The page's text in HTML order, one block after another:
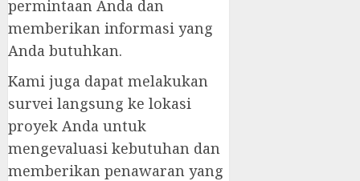
permintaan Anda dan
memberikan informasi yang
Anda butuhkan.
Kami juga dapat melakukan
survei langsung ke lokasi
proyek Anda untuk
mengevaluasi kebutuhan dan
memberikan penawaran yang